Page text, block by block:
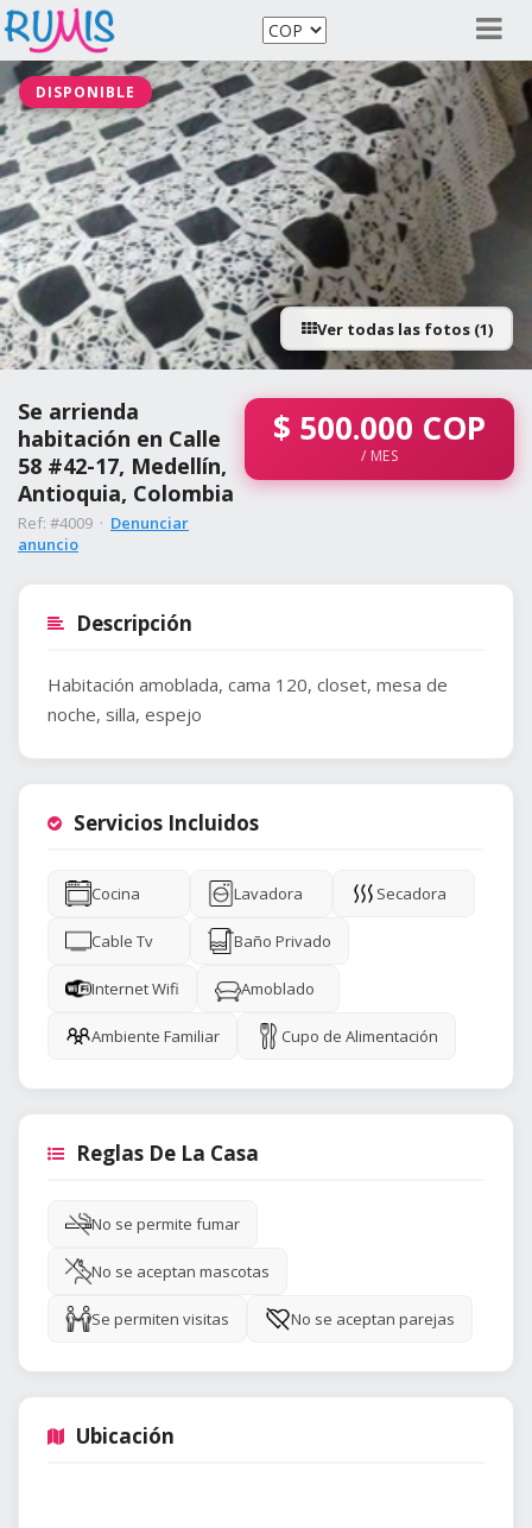
DISPONIBLE
Ver todas las fotos (1)
Se arrienda
habitación en Calle
58 #42-17, Medellín,
Antioquia, Colombia
Ref: #4009 · Denunciar
anuncio
$ 500.000 COP
/ MES
Descripción
Habitación amoblada, cama 120, closet, mesa de
noche, silla, espejo
Servicios Incluidos
Cocina Lavadora Secadora
Cable Tv Baño Privado
Internet Wifi Amoblado
Ambiente Familiar Cupo de Alimentación
Reglas De La Casa
No se permite fumar
No se aceptan mascotas
Se permiten visitas No se aceptan parejas
Ubicación